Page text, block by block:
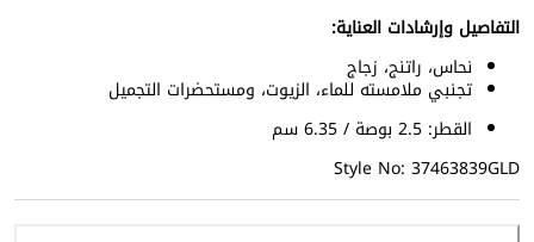
التفاصيل وإرشادات العناية:
نحاس، راتنج، زجاج
تجنبي ملامسته للماء، الزيوت، ومستحضرات التجميل
القطر: 2.5 بوصة / 6.35 سم
Style No: 37463839GLD